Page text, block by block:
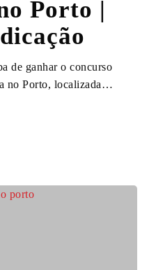
Porto |
de ganhar o concurso
no Porto, localizada…